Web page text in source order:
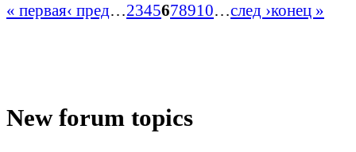
« первая‹ пред…2345678910…след ›конец »
New forum topics